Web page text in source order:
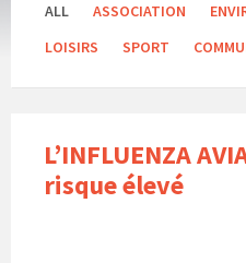
ALL ASSOCIATION
LOISIRS
SPORT
L’INFLUENZA
risque élevé